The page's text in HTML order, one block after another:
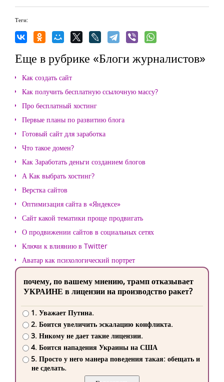
Теги:
Еще в рубрике «Блоги журналистов»
Как создать сайт
Как получить бесплатную ссылочную массу?
Про бесплатный хостинг
Первые планы по развитию блога
Готовый сайт для заработка
Что такое домен?
Как Заработать деньги созданием блогов
А Как выбрать хостинг?
Верстка сайтов
Оптимизация сайта в «Яндексе»
Сайт какой тематики проще продвигать
О продвижении сайтов в социальных сетях
Ключи к влиянию в Twitter
Аватар как психологический портрет
почему, по вашему мнению, трамп отказывает
УКРАИНЕ в лицензии на производство ракет?
1. Уважает Путина.
2. Боится увеличить эскалацию конфликта.
3. Никому не дает такие лицензии.
4. Боится нападения Украины на США
5. Просто у него манера поведения такая: обещать и
не сделать.